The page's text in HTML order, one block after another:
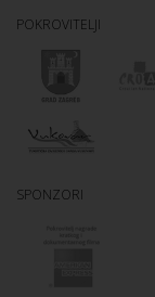
POKROVITELJI
SPONZORI